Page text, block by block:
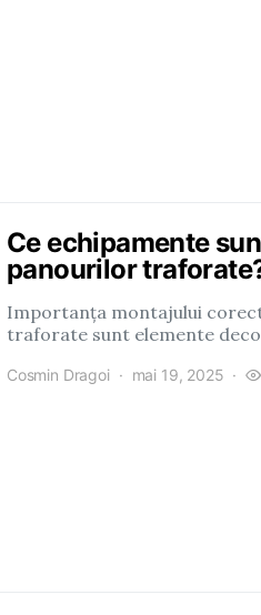
Ce echipamente
panourilor
Importanța montajului
traforate sunt elemente
Cosmin Dragoi mai 19, 2025